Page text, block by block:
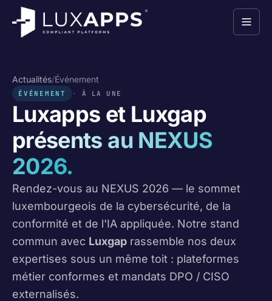
Actualités/Événement
ÉVÉNEMENT À LA UNE
Luxapps et Luxgap
présents au NEXUS
2026.
Rendez-vous au NEXUS 2026 — le sommet
luxembourgeois de la cybersécurité, de la
conformité et de l'IA appliquée. Notre stand
commun avec Luxgap rassemble nos deux
expertises sous un même toit : plateformes
métier conformes et mandats DPO / CISO
externalisés.